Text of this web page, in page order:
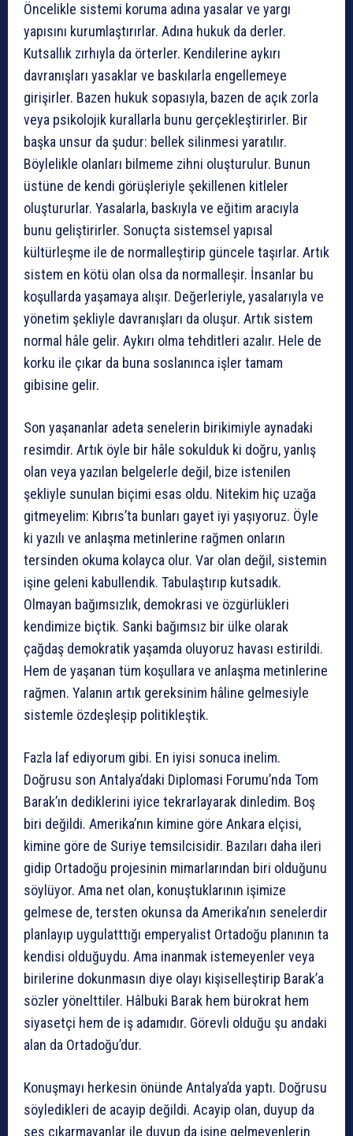
Öncelikle sistemi koruma adına yasalar ve yargı
yapısını kurumlaştırırlar. Adına hukuk da derler.
Kutsallık zırhıyla da örterler. Kendilerine aykırı
davranışları yasaklar ve baskılarla engellemeye
girişirler. Bazen hukuk sopasıyla, bazen de açık zorla
veya psikolojik kurallarla bunu gerçekleştirirler. Bir
başka unsur da şudur: bellek silinmesi yaratılır.
Böylelikle olanları bilmeme zihni oluşturulur. Bunun
üstüne de kendi görüşleriyle şekillenen kitleler
oluştururlar. Yasalarla, baskıyla ve eğitim aracıyla
bunu geliştirirler. Sonuçta sistemsel yapısal
kültürleşme ile de normalleştirip güncele taşırlar. Artık
sistem en kötü olan olsa da normalleşir. İnsanlar bu
koşullarda yaşamaya alışır. Değerleriyle, yasalarıyla ve
yönetim şekliyle davranışları da oluşur. Artık sistem
normal hâle gelir. Aykırı olma tehditleri azalır. Hele de
korku ile çıkar da buna soslanınca işler tamam
gibisine gelir.
Son yaşananlar adeta senelerin birikimiyle aynadaki
resimdir. Artık öyle bir hâle sokulduk ki doğru, yanlış
olan veya yazılan belgelerle değil, bize istenilen
şekliyle sunulan biçimi esas oldu. Nitekim hiç uzağa
gitmeyelim: Kıbrıs’ta bunları gayet iyi yaşıyoruz. Öyle
ki yazılı ve anlaşma metinlerine rağmen onların
tersinden okuma kolayca olur. Var olan değil, sistemin
işine geleni kabullendik. Tabulaştırıp kutsadık.
Olmayan bağımsızlık, demokrasi ve özgürlükleri
kendimize biçtik. Sanki bağımsız bir ülke olarak
çağdaş demokratik yaşamda oluyoruz havası estirildi.
Hem de yaşanan tüm koşullara ve anlaşma metinlerine
rağmen. Yalanın artık gereksinim hâline gelmesiyle
sistemle özdeşleşip politikleştik.
Fazla laf ediyorum gibi. En iyisi sonuca inelim.
Doğrusu son Antalya’daki Diplomasi Forumu’nda Tom
Barak’ın dediklerini iyice tekrarlayarak dinledim. Boş
biri değildi. Amerika’nın kimine göre Ankara elçisi,
kimine göre de Suriye temsilcisidir. Bazıları daha ileri
gidip Ortadoğu projesinin mimarlarından biri olduğunu
söylüyor. Ama net olan, konuştuklarının işimize
gelmese de, tersten okunsa da Amerika’nın senelerdir
planlayıp uygulatttığı emperyalist Ortadoğu planının ta
kendisi olduğuydu. Ama inanmak istemeyenler veya
birilerine dokunmasın diye olayı kişiselleştirip Barak’a
sözler yönelttiler. Hâlbuki Barak hem bürokrat hem
siyasetçi hem de iş adamıdır. Görevli olduğu şu andaki
alan da Ortadoğu’dur.
Konuşmayı herkesin önünde Antalya’da yaptı. Doğrusu
söyledikleri de acayip değildi. Acayip olan, duyup da
ses çıkarmayanlar ile duyup da işine gelmeyenlerin